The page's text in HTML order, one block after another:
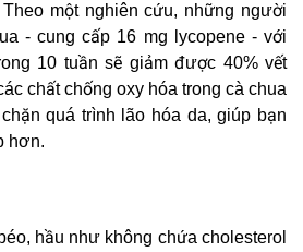
một nghiên cứu, những người
- cung cấp 16 mg lycopene - với
10 tuần sẽ giảm được 40% vết
chất chống oxy hóa trong cà chua
quá trình lão hóa da, giúp bạn
hơn.
hầu như không chứa cholesterol